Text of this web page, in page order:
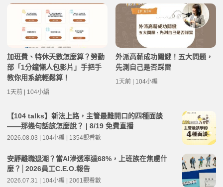
加班費、特休天數怎麼算？勞動
部「1分鐘懶人包影片」手把手
教你用系統輕鬆算！
1天前 | 104小編
外派高薪成功關鍵！五大問題，
先測自己是否踩雷
1天前 | 104小編
【104 talks】新法上路，主管最難開口的四種面談
——那幾句話該怎麼說？ | 8/19 免費直播
2026.08.03 | 104小編 | 1354觀看數
安靜離職退潮？當AI滲透率達68%，上班族在焦慮什
麼？│2026員工C.E.O.報告
2026.07.31 | 104小編 | 2061觀看數